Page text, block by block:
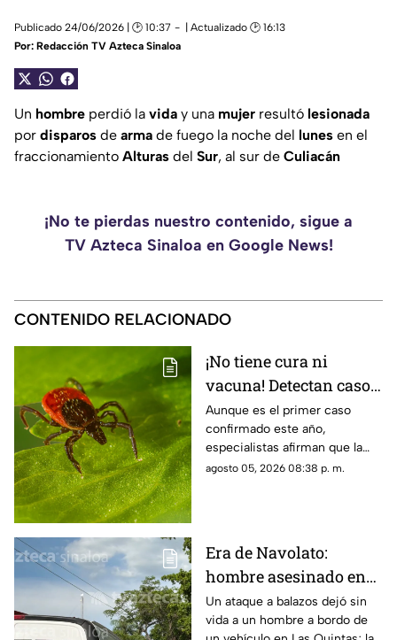
Publicado 24/06/2026 | 🕑 10:37
| Actualizado 🕑 16:13
Por: Redacción TV Azteca Sinaloa
Un hombre perdió la vida y una mujer resultó lesionada
por disparos de arma de fuego la noche del lunes en el
fraccionamiento Alturas del Sur, al sur de Culiacán
¡No te pierdas nuestro contenido, sigue a
TV Azteca Sinaloa en Google News!
CONTENIDO RELACIONADO
¡No tiene cura ni
vacuna! Detectan caso
del virus Bourbon,
enfermedad
transmitida por
garrapatas
Aunque es el primer caso
confirmado este año,
especialistas afirman que la
enfermedad podría estar más
agosto 05, 2026 08:38 p. m.
Era de Navolato:
hombre asesinado en
Las Quintas, Culiacán,
ya fue identificado
Un ataque a balazos dejó sin
vida a un hombre a bordo de